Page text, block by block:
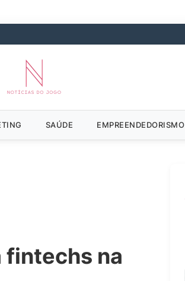
SAÚDE EMPREENDEDORISMO
fintechs na